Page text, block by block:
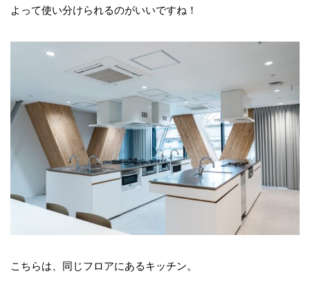
よって使い分けられるのがいいですね！
こちらは、同じフロアにあるキッチン。